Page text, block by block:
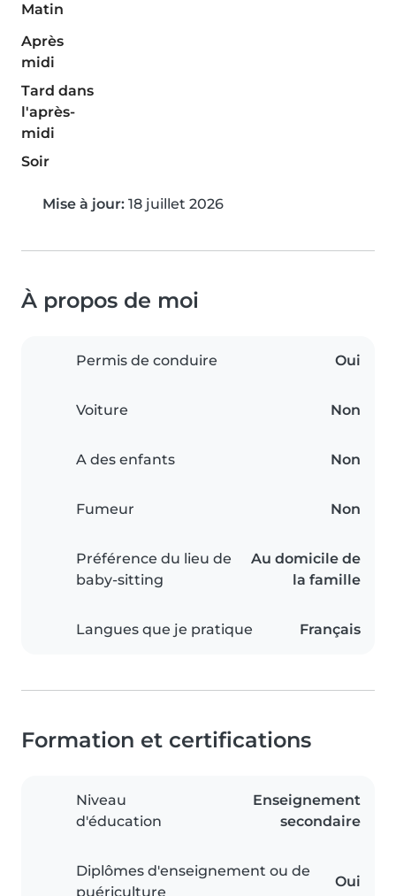
Matin
Après
midi
Tard dans
l'après-
midi
Soir
Mise à jour: 18 juillet 2026
À propos de moi
Permis de conduire Oui
Voiture Non
A des enfants Non
Fumeur Non
Préférence du lieu de
baby-sitting
Au domicile de
la famille
Langues que je pratique Français
Formation et certifications
Niveau
d'éducation
Enseignement
secondaire
Diplômes d'enseignement ou de
puériculture
Oui